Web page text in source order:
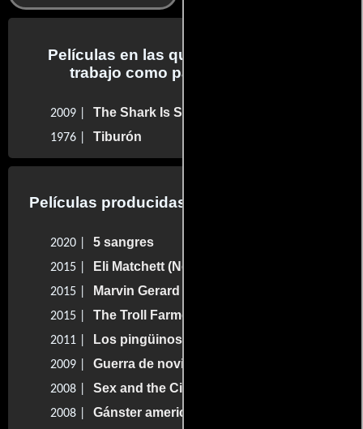
Películas en las que Jonathan Filley
trabajo como parte del reparto
2009 | The Shark Is Still Working
1976 | Tiburón
Películas producidas por Jonathan Filley
2020 | 5 sangres
2015 | Eli Matchett (No. 72)
2015 | Marvin Gerard (No. 80)
2015 | The Troll Farmer (No. 38)
2011 | Los pingüinos de papá
2009 | Guerra de novias
2008 | Sex and the City: La película
2008 | Gánster americano